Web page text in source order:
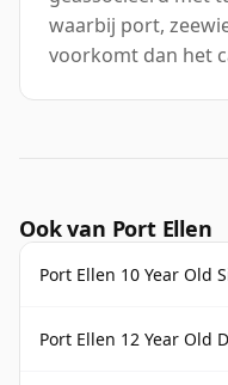
waarbij port,
voorkomt dan het
Ook van Port Ellen
Port Ellen 10 Year Old
Port Ellen 12 Year Old